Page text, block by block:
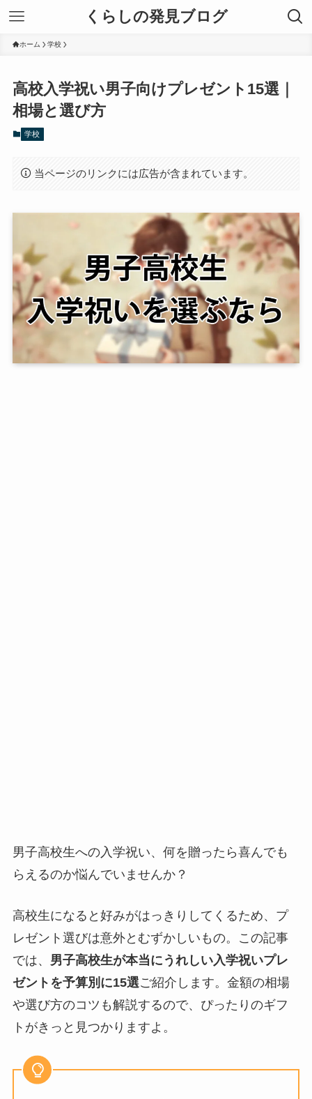
くらしの発見ブログ
ホーム 学校
高校入学祝い男子向けプレゼント15選｜
相場と選び方
学校
当ページのリンクには広告が含まれています。
男子高校生への入学祝い、何を贈ったら喜んでも
らえるのか悩んでいませんか？
高校生になると好みがはっきりしてくるため、プ
レゼント選びは意外とむずかしいもの。この記事
では、 男子高校生が本当にうれしい入学祝いプレ
ゼントを予算別に15選ご紹介します。金額の相場
や選び方のコツも解説するので、ぴったりのギフ
トがきっと見つかりますよ。